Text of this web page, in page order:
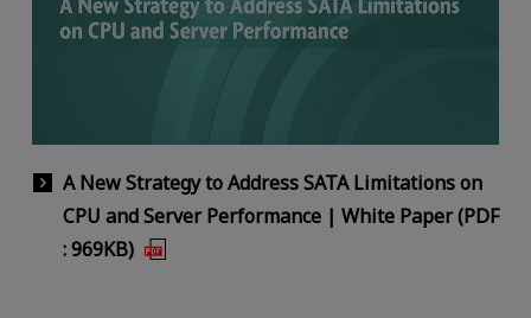
A New Strategy to Address SATA Limitations on
CPU and Server Performance | White Paper (PDF
: 969KB)